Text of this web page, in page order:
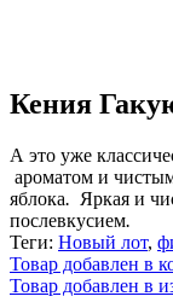
Кения
А это уже
ароматом и
яблока. Яркая и
послевкусием.
Теги: Новый лот,
Товар добавлен в
Товар добавлен в